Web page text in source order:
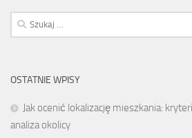
Szukaj:
OSTATNIE WPISY
Jak ocenić lokalizację mieszkania:
analiza okolicy